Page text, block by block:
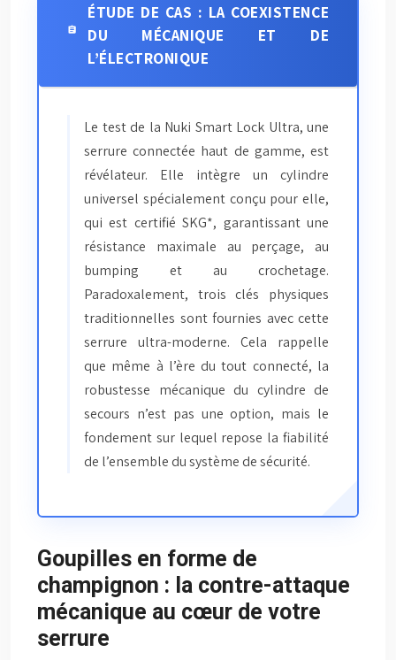
ÉTUDE DE CAS : LA COEXISTENCE
DU MÉCANIQUE ET DE
L’ÉLECTRONIQUE
Le test de la Nuki Smart Lock Ultra, une
serrure connectée haut de gamme, est
révélateur. Elle intègre un cylindre
universel spécialement conçu pour elle,
qui est certifié SKG*, garantissant une
résistance maximale au perçage, au
bumping et au crochetage.
Paradoxalement, trois clés physiques
traditionnelles sont fournies avec cette
serrure ultra-moderne. Cela rappelle
que même à l’ère du tout connecté, la
robustesse mécanique du cylindre de
secours n’est pas une option, mais le
fondement sur lequel repose la fiabilité
de l’ensemble du système de sécurité.
Goupilles en forme de
champignon : la contre-attaque
mécanique au cœur de votre
serrure